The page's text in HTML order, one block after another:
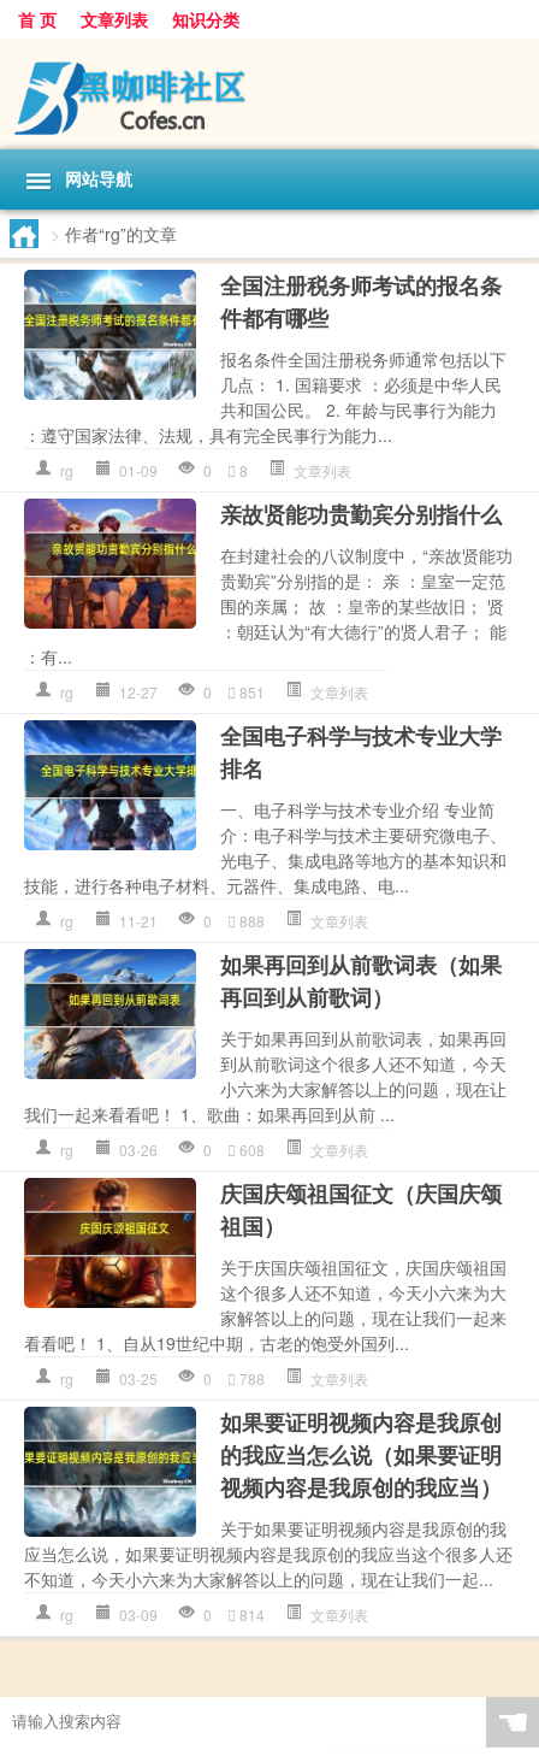
首 页 文章列表 知识分类
网站导航
> 作者“rg”的文章
全国注册税务师考试的报名条
件都有哪些
报名条件全国注册税务师通常包括以下
几点： 1. 国籍要求 ：必须是中华人民
共和国公民。 2. 年龄与民事行为能力
：遵守国家法律、法规，具有完全民事行为能力...
rg 01-09 0 8 文章列表
亲故贤能功贵勤宾分别指什么
在封建社会的八议制度中，“亲故贤能功
贵勤宾”分别指的是： 亲 ：皇室一定范
围的亲属； 故 ：皇帝的某些故旧； 贤
：朝廷认为“有大德行”的贤人君子； 能
：有...
rg 12-27 0 851 文章列表
全国电子科学与技术专业大学
排名
一、电子科学与技术专业介绍 专业简
介：电子科学与技术主要研究微电子、
光电子、集成电路等地方的基本知识和
技能，进行各种电子材料、元器件、集成电路、电...
rg 11-21 0 888 文章列表
如果再回到从前歌词表（如果
再回到从前歌词）
关于如果再回到从前歌词表，如果再回
到从前歌词这个很多人还不知道，今天
小六来为大家解答以上的问题，现在让
我们一起来看看吧！ 1、歌曲：如果再回到从前 ...
rg 03-26 0 608 文章列表
庆国庆颂祖国征文（庆国庆颂
祖国）
关于庆国庆颂祖国征文，庆国庆颂祖国
这个很多人还不知道，今天小六来为大
家解答以上的问题，现在让我们一起来
看看吧！ 1、自从19世纪中期，古老的饱受外国列...
rg 03-25 0 788 文章列表
如果要证明视频内容是我原创
的我应当怎么说（如果要证明
视频内容是我原创的我应当）
关于如果要证明视频内容是我原创的我
应当怎么说，如果要证明视频内容是我原创的我应当这个很多人还
不知道，今天小六来为大家解答以上的问题，现在让我们一起...
rg 03-09 0 814 文章列表
☚